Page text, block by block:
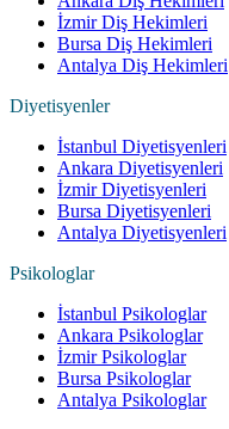
İzmir Diş Hekimleri
Bursa Diş Hekimleri
Antalya Diş Hekimleri
Diyetisyenler
İstanbul Diyetisyenleri
Ankara Diyetisyenleri
İzmir Diyetisyenleri
Bursa Diyetisyenleri
Antalya Diyetisyenleri
Psikologlar
İstanbul Psikologlar
Ankara Psikologlar
İzmir Psikologlar
Bursa Psikologlar
Antalya Psikologlar